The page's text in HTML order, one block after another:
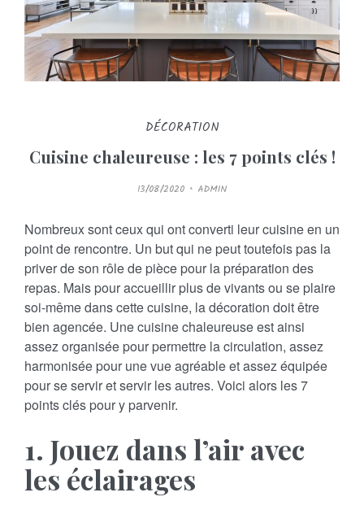
DÉCORATION
Cuisine chaleureuse : les 7 points clés !
P
O
E
D
O
N
13/08/2020 ADMIN
Nombreux sont ceux qui ont converti leur cuisine en un
point de rencontre. Un but qui ne peut toutefois pas la
priver de son rôle de pièce pour la préparation des
repas. Mais pour accueillir plus de vivants ou se plaire
soi-même dans cette cuisine, la décoration doit être
bien agencée. Une cuisine chaleureuse est ainsi
assez organisée pour permettre la circulation, assez
harmonisée pour une vue agréable et assez équipée
pour se servir et servir les autres. Voici alors les 7
points clés pour y parvenir.
1. Jouez dans l’air avec
les éclairages